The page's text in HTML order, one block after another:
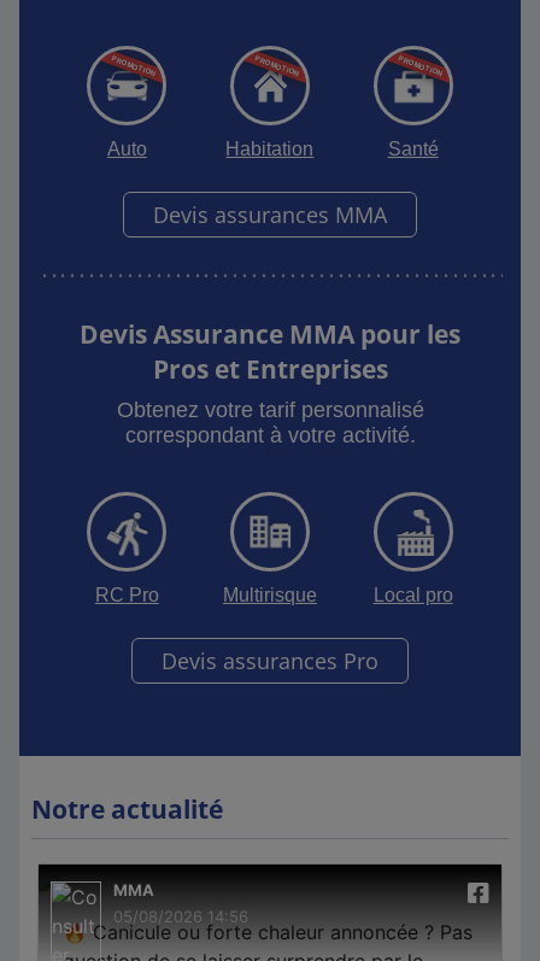
Auto Habitation Santé
Devis assurances MMA
Devis Assurance MMA pour les
Pros et Entreprises
Obtenez votre tarif personnalisé
correspondant à votre activité.
RC Pro Multirisque Local pro
Devis assurances Pro
Notre actualité